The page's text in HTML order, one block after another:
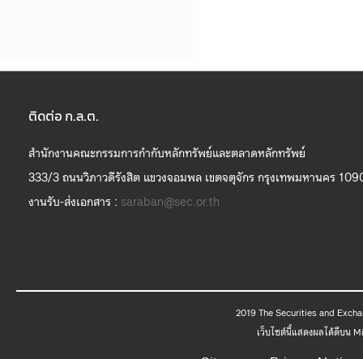
ติดต่อ ก.ล.ต.
สำนักงานคณะกรรมการกำกับหลักทรัพย์และตลาดหลักทรัพย์
333/3 ถนนวิภาวดีรังสิต แขวงจอมพล เขตจตุจักร กรุงเทพมหานคร
งานรับ-ส่งเอกสาร : saraban@sec.or.th
2019
เว็บไซต์นี้แสดงผลได้ดีบน